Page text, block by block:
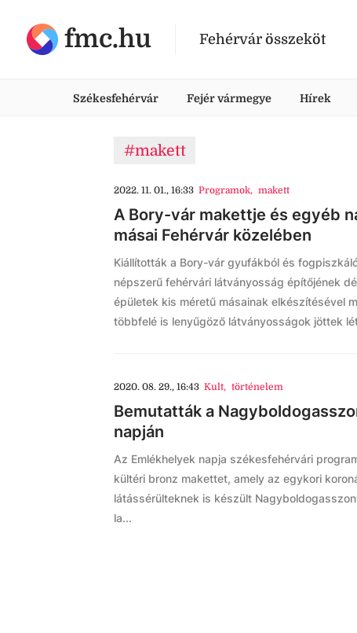
fmc.hu Fehérvár összeköt
Székesfehérvár Fejér vármegye Hírek
#makett
2022. 11. 01., 16:33 Programok, makett
A Bory-vár makettje és egyéb
másai Fehérvár közelében
Kiállították a Bory-vár gyufákból és
népszerű fehérvári látványosság építőjének
épületek kis méretű másainak elkészítésével
többfelé is lenyűgöző látványosságok jöttek
2020. 08. 29., 16:43 Kult, történelem
Bemutatták a
napján
Az Emlékhelyek napja székesfehérvári
kültéri bronz makettet, amely az egykori
látássérülteknek is készült
la...